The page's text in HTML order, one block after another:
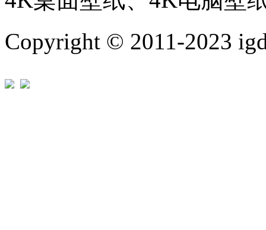
Copyright © 2011-2023